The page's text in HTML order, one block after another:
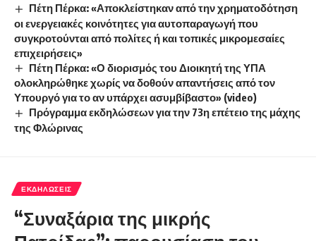
Πέτη Πέρκα: «Αποκλείστηκαν από την χρηματοδότηση
οι ενεργειακές κοινότητες για αυτοπαραγωγή που
συγκροτούνται από πολίτες ή και τοπικές μικρομεσαίες
επιχειρήσεις»
Πέτη Πέρκα: «Ο διορισμός του Διοικητή της ΥΠΑ
ολοκληρώθηκε χωρίς να δοθούν απαντήσεις από τον
Υπουργό για το αν υπάρχει ασυμβίβαστο» (video)
Πρόγραμμα εκδηλώσεων για την 73η επέτειο της μάχης
της Φλώρινας
ΕΚΔΗΛΏΣΕΙΣ
“Συναξάρια της μικρής